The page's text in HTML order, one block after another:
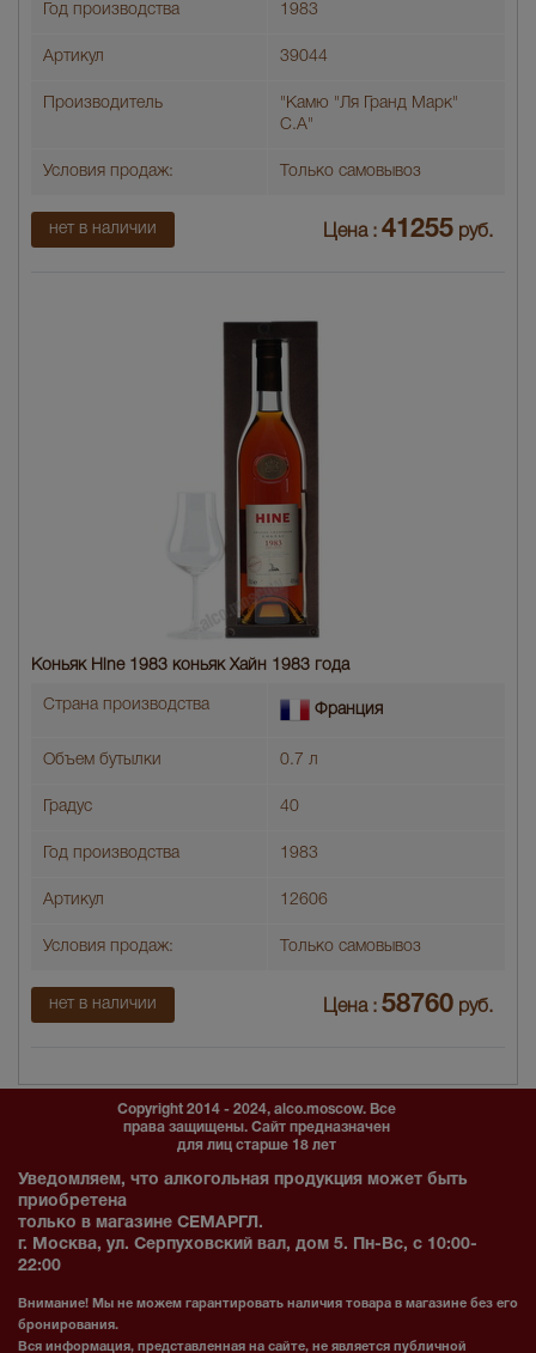
Год производства 1983
Артикул 39044
Производитель
"Камю "Ля Гранд Марк"
С.А"
Условия продаж: Только самовывоз
нет в наличии Цена : 41255 руб.
Коньяк Hine 1983 коньяк Хайн 1983 года
Страна производства Франция
Объем бутылки 0.7 л
Градус 40
Год производства 1983
Артикул 12606
Условия продаж: Только самовывоз
нет в наличии Цена : 58760 руб.
Copyright 2014 - 2024, alco.moscow. Все
права защищены. Сайт предназначен
для лиц старше 18 лет
Уведомляем, что алкогольная продукция может быть
приобретена
только в магазине СЕМАРГЛ.
г. Москва, ул. Серпуховский вал, дом 5. Пн-Вс, с 10:00-
22:00
Внимание! Мы не можем гарантировать наличия товара в магазине без его
бронирования.
Вся информация, представленная на сайте, не является публичной